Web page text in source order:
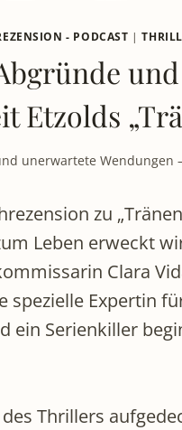
- PODCAST |
Etzolds
unerwartete
zu
Leben erweckt
Clara
Expertin
Serienkiller
Thrillers